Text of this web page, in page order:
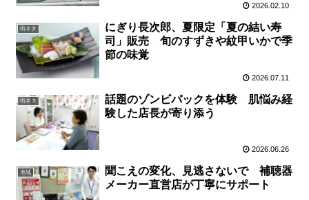
2026.02.10
街ネタ
にぎり長次郎、夏限定「夏の結い寿
司」販売 旬のすずきや紋甲いかで季
節の味覚
2026.07.11
街ネタ
話題のゾンビパックを体験 肌悩み経
験した店長が寄り添う
2026.06.26
地域
聞こえの変化、見逃さないで 補聴器
メーカー直営店が丁寧にサポート